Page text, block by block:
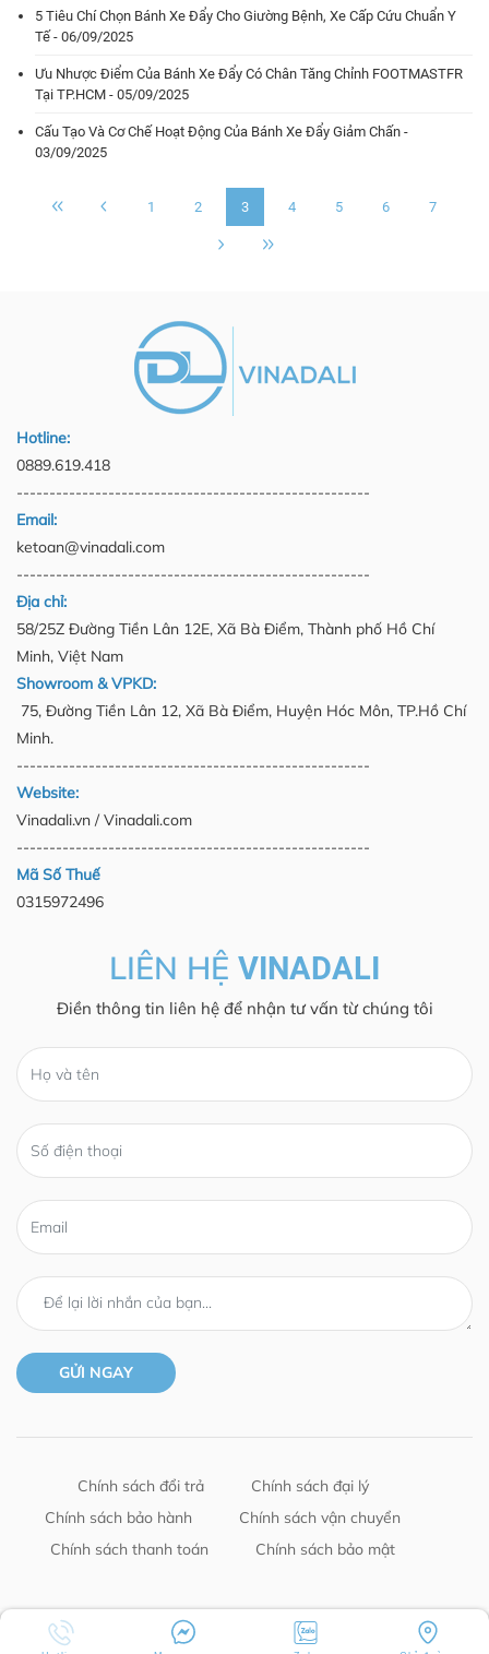
5 Tiêu Chí Chọn Bánh Xe Đẩy Cho Giường Bệnh, Xe Cấp Cứu Chuẩn Y
Tế - 06/09/2025
Ưu Nhược Điểm Của Bánh Xe Đẩy Có Chân Tăng Chỉnh FOOTMASTFR
Tại TP.HCM - 05/09/2025
Cấu Tạo Và Cơ Chế Hoạt Động Của Bánh Xe Đẩy Giảm Chấn -
03/09/2025
1 2 3 4 5 6 7
Hotline:
0889.619.418
------------------------------------------------------
Email:
ketoan@vinadali.com
------------------------------------------------------
Địa chỉ:
58/25Z Đường Tiền Lân 12E, Xã Bà Điểm, Thành phố Hồ Chí
Minh, Việt Nam
Showroom & VPKD:
75, Đường Tiền Lân 12, Xã Bà Điểm, Huyện Hóc Môn, TP.Hồ Chí
Minh.
------------------------------------------------------
Website:
Vinadali.vn / Vinadali.com
------------------------------------------------------
Mã Số Thuế
0315972496
LIÊN HỆ VINADALI
Điền thông tin liên hệ để nhận tư vấn từ chúng tôi
Chính sách đổi trả
Chính sách đại lý
Chính sách bảo hành
Chính sách vận chuyển
Chính sách thanh toán
Chính sách bảo mật